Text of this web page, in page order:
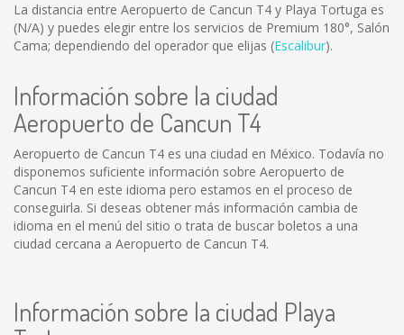
La distancia entre Aeropuerto de Cancun T4 y Playa Tortuga es
(N/A) y puedes elegir entre los servicios de Premium 180°, Salón
Cama; dependiendo del operador que elijas (Escalibur).
Información sobre la ciudad
Aeropuerto de Cancun T4
Aeropuerto de Cancun T4 es una ciudad en México. Todavía no
disponemos suficiente información sobre Aeropuerto de
Cancun T4 en este idioma pero estamos en el proceso de
conseguirla. Si deseas obtener más información cambia de
idioma en el menú del sitio o trata de buscar boletos a una
ciudad cercana a Aeropuerto de Cancun T4.
Información sobre la ciudad Playa